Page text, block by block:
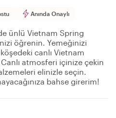
Anında Onaylı
ünlü Vietnam Spring
öğrenin. Yemeğinizi
canlı Vietnam
atmosferi içinize çekin
elinizle seçin.
bahse girerim!